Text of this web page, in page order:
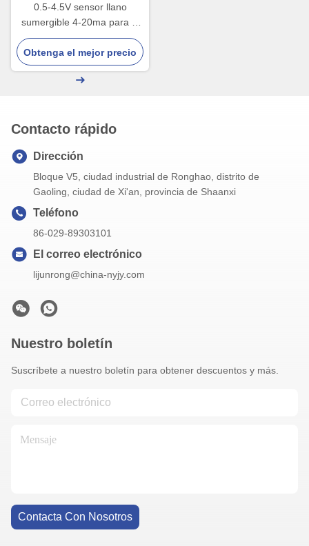
0.5-4.5V sensor llano
sumergible 4-20ma para el
tanque de agua bien
Obtenga el mejor precio
Contacto rápido
Dirección
Bloque V5, ciudad industrial de Ronghao, distrito de
Gaoling, ciudad de Xi'an, provincia de Shaanxi
Teléfono
86-029-89303101
El correo electrónico
lijunrong@china-nyjy.com
Nuestro boletín
Suscríbete a nuestro boletín para obtener descuentos y más.
Contacta Con Nosotros